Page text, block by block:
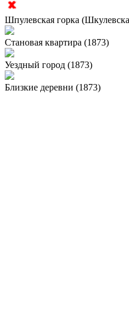
Шпулевская горка
Становая квартира (1873)
Уездный город (1873)
Близкие деревни (1873)